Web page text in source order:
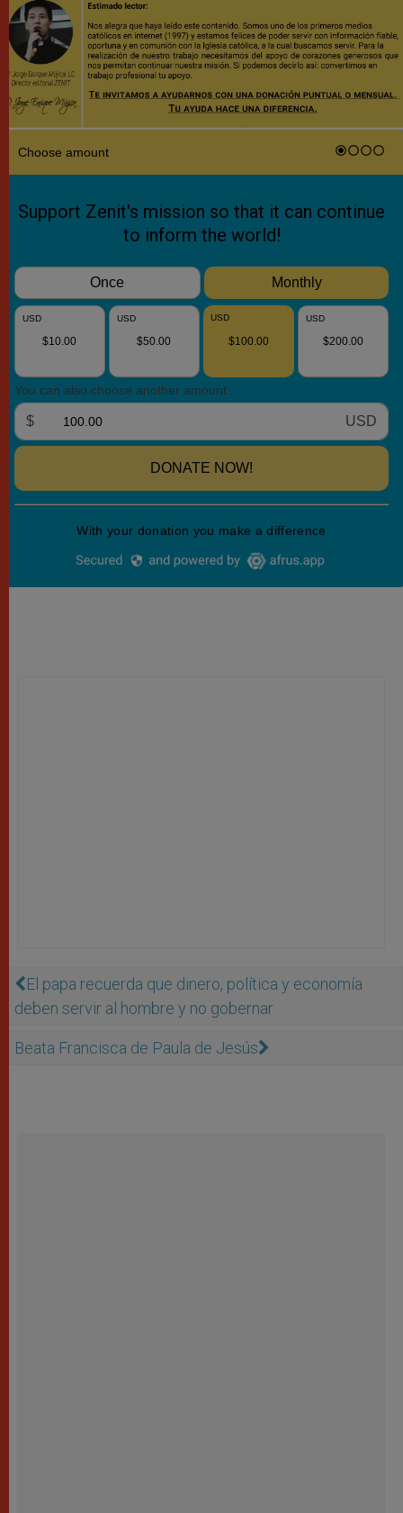
El papa recuerda que dinero, política y economía
deben servir al hombre y no gobernar
Beata Francisca de Paula de Jesús